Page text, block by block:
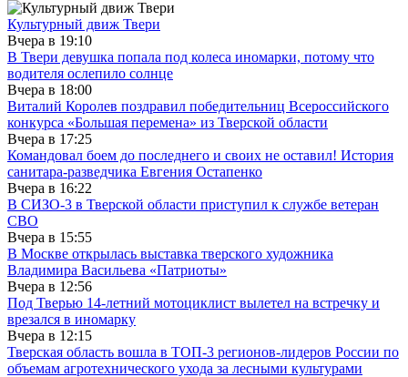
Культурный движ Твери
Вчера в 19:10
В Твери девушка попала под колеса иномарки, потому что
водителя ослепило солнце
Вчера в 18:00
Виталий Королев поздравил победительниц Всероссийского
конкурса «Большая перемена» из Тверской области
Вчера в 17:25
Командовал боем до последнего и своих не оставил! История
санитара-разведчика Евгения Остапенко
Вчера в 16:22
В СИЗО-3 в Тверской области приступил к службе ветеран
СВО
Вчера в 15:55
В Москве открылась выставка тверского художника
Владимира Васильева «Патриоты»
Вчера в 12:56
Под Тверью 14-летний мотоциклист вылетел на встречку и
врезался в иномарку
Вчера в 12:15
Тверская область вошла в ТОП-3 регионов-лидеров России по
объемам агротехнического ухода за лесными культурами